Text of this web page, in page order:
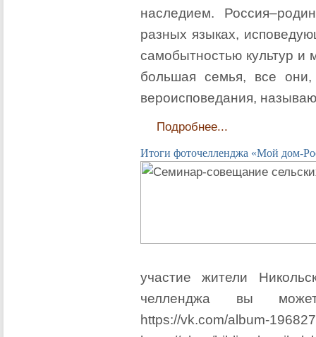
наследием.
разных языках,
самобытностью культур и
большая семья, все
вероисповедания,
Подробнее...
Итоги фоточелленджа «Мой дом-
участие жители
челленджа вы
https://vk.com/album-